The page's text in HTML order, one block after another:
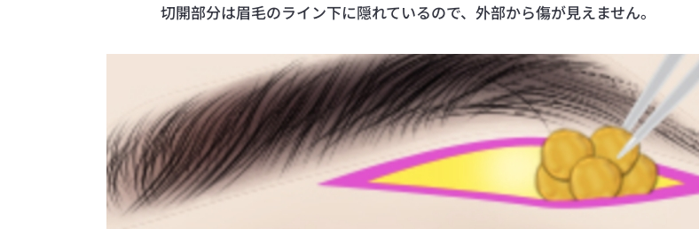
切開部分は眉毛のライン下に隠れているので、外部から傷が見えません。